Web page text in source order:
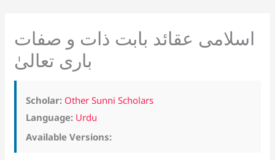
اسلامی عقائد بابت ذات و صفات
باری تعالیٰ
Scholar: Other Sunni Scholars
Language: Urdu
Available Versions: